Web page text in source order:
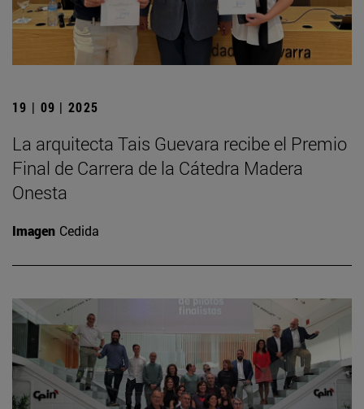
19 | 09 | 2025
La arquitecta Tais Guevara recibe el Premio
Final de Carrera de la Cátedra Madera
Onesta
Imagen Cedida